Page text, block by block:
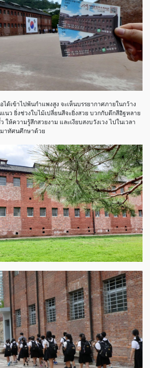
ได้เข้าไปพ้นกำแพงสูง จะเห็นบรรยากาศภายในกว้าง
นว ยิ่งช่วงใบไม้เปลี่ยนสีจะยิ่งสวย บวกกับตึกสีอิฐหลาย
ให้ความรู้สึกสวยงาม และเงียบสงบวังเวง ไปในเวลา
มาทัศนศึกษาด้วย